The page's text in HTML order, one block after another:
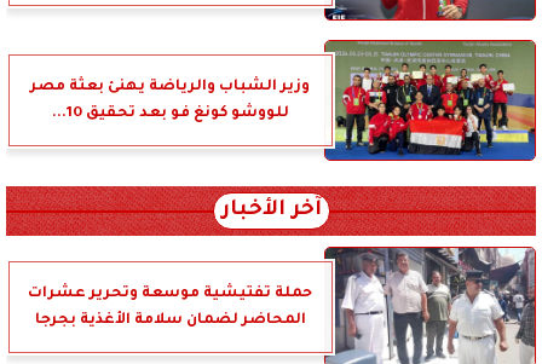
وزير الشباب والرياضة يهنئ بعثة مصر
للووشو كونغ فو بعد تحقيق 10...
آخر الأخبار
حملة تفتيشية موسعة وتحرير عشرات
المحاضر لضمان سلامة الأغذية بجرجا